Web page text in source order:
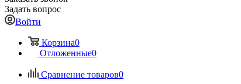
Задать вопрос
Войти
Корзина0
Отложенные0
Сравнение товаров0